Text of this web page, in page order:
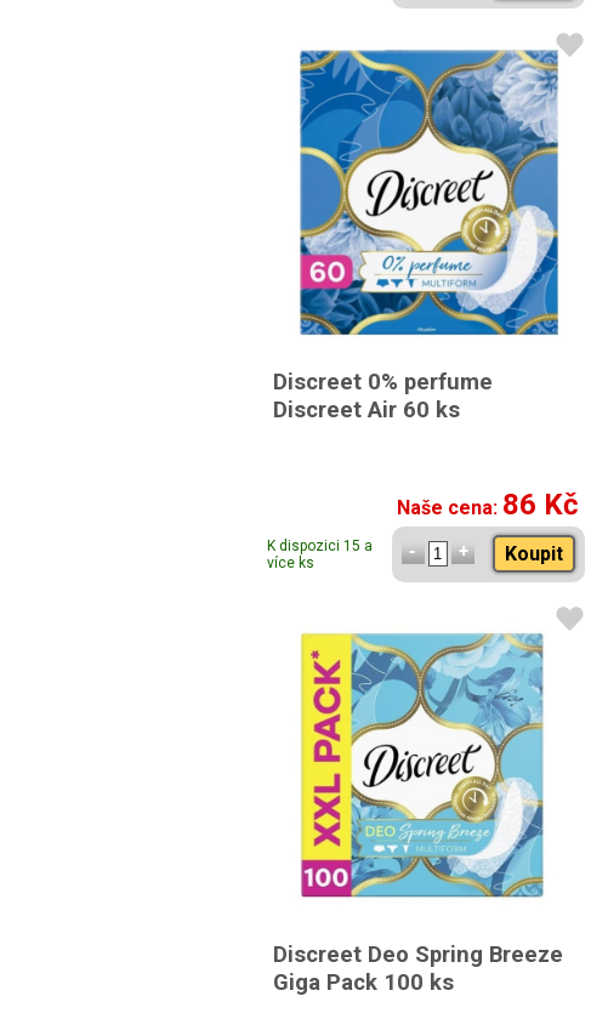
Discreet 0% perfume
Discreet Air 60 ks
Naše cena: 86 Kč
K dispozici 15 a
více ks
Koupit
Discreet Deo Spring Breeze
Giga Pack 100 ks